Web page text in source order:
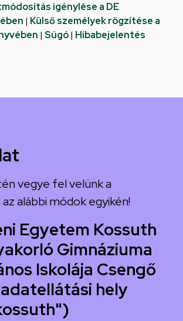
igénylése a DE
| Külső személyek rögzítése a
| Súgó| Hibabejelentés
vegye fel velünk a
alábbi módok egyikén!
Egyetem Kossuth
Gimnáziuma
Iskolája Csengő
hely